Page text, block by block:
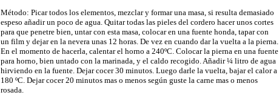
Método: Picar todos los elementos, mezclar y formar una masa, si resulta demasiado
espeso añadir un poco de agua. Quitar todas las pieles del cordero hacer unos cortes
para que penetre bien, untar con esta masa, colocar en una fuente honda, tapar con
un film y dejar en la nevera unas 12 horas. De vez en cuando dar la vuelta a la pierna.
En el momento de hacerla, calentar el horno a 240ºC. Colocar la pierna en una fuente
para horno, bien untado con la marinada, y el caldo recogido. Añadir ¼ litro de agua
hirviendo en la fuente. Dejar cocer 30 minutos. Luego darle la vuelta, bajar el calor a
180 ºC. Dejar cocer 20 minutos mas o menos según guste la carne mas o menos
rosada.